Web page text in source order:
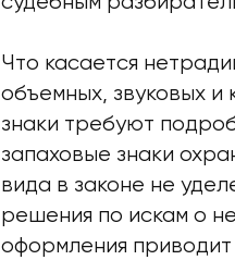
Что касается
объемных, звуковых и
знаки требуют
запаховые знаки
вида в законе не
решения по искам о
оформления